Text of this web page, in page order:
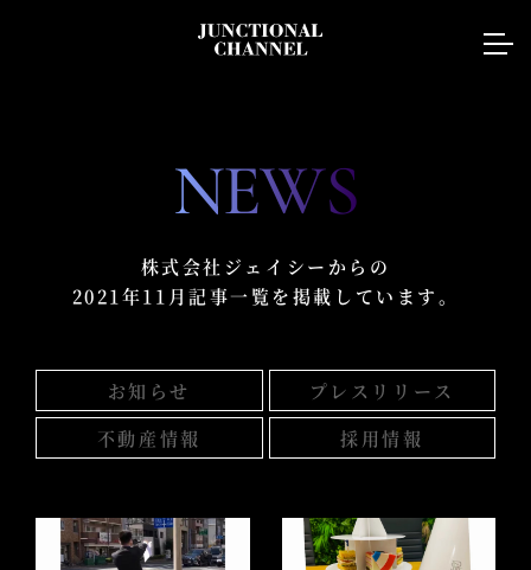
NEWS
株式会社ジェイシーからの
2021年11月記事一覧を掲載しています。
お知らせ
プレスリリース
不動産情報
採用情報